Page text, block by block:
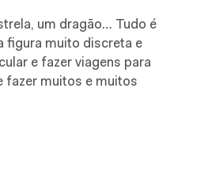
um dragão… Tudo é
figura muito discreta e
e fazer viagens para
fazer muitos e muitos